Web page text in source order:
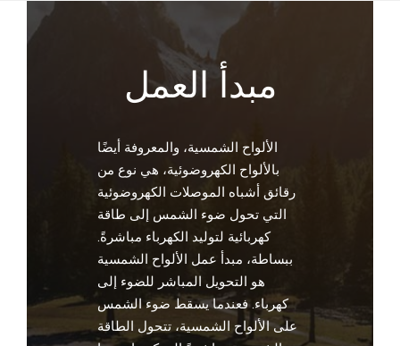
مبدأ العمل
الألواح الشمسية، والمعروفة أيضًا
بالألواح الكهروضوئية، هي نوع من
رقائق أشباه الموصلات الكهروضوئية
التي تحول ضوء الشمس إلى طاقة
كهربائية لتوليد الكهرباء مباشرةً.
ببساطة، مبدأ عمل الألواح الشمسية
هو التحويل المباشر للضوء إلى
كهرباء. فعندما يسقط ضوء الشمس
على الألواح الشمسية، تتحول الطاقة